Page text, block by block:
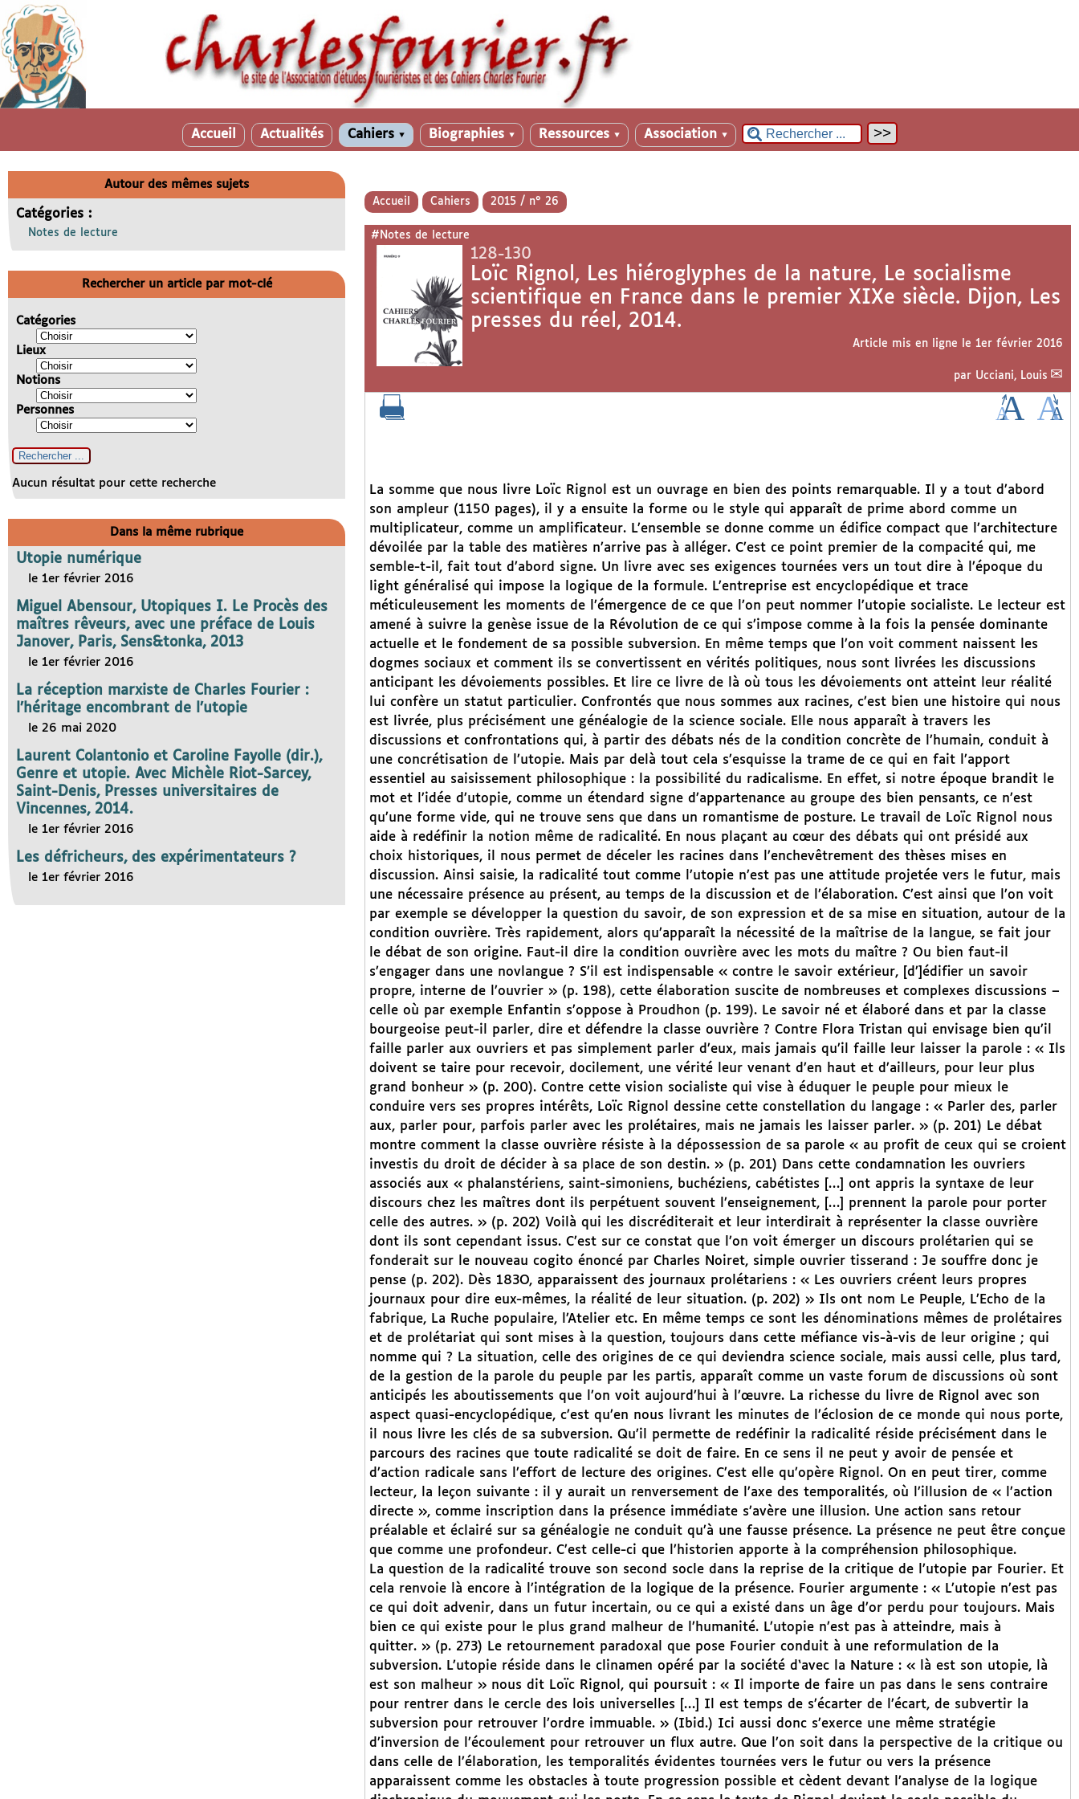
Accueil Actualités Cahiers ▼ Biographies ▼ Ressources ▼ Association ▼
Accueil Cahiers 2015 / n° 26
#Notes de lecture
128-130
Loïc Rignol, Les hiéroglyphes de la nature, Le socialisme
scientifique en France dans le premier XIXe siècle. Dijon, Les
presses du réel, 2014.
Article mis en ligne le 1er février 2016
par Ucciani, Louis
La somme que nous livre Loïc Rignol est un ouvrage en bien des points remarquable. Il y a tout d’abord
son ampleur (1150 pages), il y a ensuite la forme ou le style qui apparaît de prime abord comme un
multiplicateur, comme un amplificateur. L’ensemble se donne comme un édifice compact que l’architecture
dévoilée par la table des matières n’arrive pas à alléger. C’est ce point premier de la compacité qui, me
semble-t-il, fait tout d’abord signe. Un livre avec ses exigences tournées vers un tout dire à l’époque du
light généralisé qui impose la logique de la formule. L’entreprise est encyclopédique et trace
méticuleusement les moments de l’émergence de ce que l’on peut nommer l’utopie socialiste. Le lecteur est
amené à suivre la genèse issue de la Révolution de ce qui s’impose comme à la fois la pensée dominante
actuelle et le fondement de sa possible subversion. En même temps que l’on voit comment naissent les
dogmes sociaux et comment ils se convertissent en vérités politiques, nous sont livrées les discussions
anticipant les dévoiements possibles. Et lire ce livre de là où tous les dévoiements ont atteint leur réalité
lui confère un statut particulier. Confrontés que nous sommes aux racines, c’est bien une histoire qui nous
est livrée, plus précisément une généalogie de la science sociale. Elle nous apparaît à travers les
discussions et confrontations qui, à partir des débats nés de la condition concrète de l’humain, conduit à
une concrétisation de l’utopie. Mais par delà tout cela s’esquisse la trame de ce qui en fait l’apport
essentiel au saisissement philosophique : la possibilité du radicalisme. En effet, si notre époque brandit le
mot et l’idée d’utopie, comme un étendard signe d’appartenance au groupe des bien pensants, ce n’est
qu’une forme vide, qui ne trouve sens que dans un romantisme de posture. Le travail de Loïc Rignol nous
aide à redéfinir la notion même de radicalité. En nous plaçant au cœur des débats qui ont présidé aux
choix historiques, il nous permet de déceler les racines dans l’enchevêtrement des thèses mises en
discussion. Ainsi saisie, la radicalité tout comme l’utopie n’est pas une attitude projetée vers le futur, mais
une nécessaire présence au présent, au temps de la discussion et de l’élaboration. C’est ainsi que l’on voit
par exemple se développer la question du savoir, de son expression et de sa mise en situation, autour de la
condition ouvrière. Très rapidement, alors qu’apparaît la nécessité de la maîtrise de la langue, se fait jour
le débat de son origine. Faut-il dire la condition ouvrière avec les mots du maître ? Ou bien faut-il
s’engager dans une novlangue ? S’il est indispensable « contre le savoir extérieur, [d’]édifier un savoir
propre, interne de l’ouvrier » (p. 198), cette élaboration suscite de nombreuses et complexes discussions –
celle où par exemple Enfantin s’oppose à Proudhon (p. 199). Le savoir né et élaboré dans et par la classe
bourgeoise peut-il parler, dire et défendre la classe ouvrière ? Contre Flora Tristan qui envisage bien qu’il
faille parler aux ouvriers et pas simplement parler d’eux, mais jamais qu’il faille leur laisser la parole : « Ils
doivent se taire pour recevoir, docilement, une vérité leur venant d’en haut et d’ailleurs, pour leur plus
grand bonheur » (p. 200). Contre cette vision socialiste qui vise à éduquer le peuple pour mieux le
conduire vers ses propres intérêts, Loïc Rignol dessine cette constellation du langage : « Parler des, parler
aux, parler pour, parfois parler avec les prolétaires, mais ne jamais les laisser parler. » (p. 201) Le débat
montre comment la classe ouvrière résiste à la dépossession de sa parole « au profit de ceux qui se croient
investis du droit de décider à sa place de son destin. » (p. 201) Dans cette condamnation les ouvriers
associés aux « phalanstériens, saint-simoniens, buchéziens, cabétistes […] ont appris la syntaxe de leur
discours chez les maîtres dont ils perpétuent souvent l’enseignement, […] prennent la parole pour porter
celle des autres. » (p. 202) Voilà qui les discréditerait et leur interdirait à représenter la classe ouvrière
dont ils sont cependant issus. C’est sur ce constat que l’on voit émerger un discours prolétarien qui se
fonderait sur le nouveau cogito énoncé par Charles Noiret, simple ouvrier tisserand : Je souffre donc je
pense (p. 202). Dès 183O, apparaissent des journaux prolétariens : « Les ouvriers créent leurs propres
journaux pour dire eux-mêmes, la réalité de leur situation. (p. 202) » Ils ont nom Le Peuple, L’Echo de la
fabrique, La Ruche populaire, l’Atelier etc. En même temps ce sont les dénominations mêmes de prolétaires
et de prolétariat qui sont mises à la question, toujours dans cette méfiance vis-à-vis de leur origine ; qui
nomme qui ? La situation, celle des origines de ce qui deviendra science sociale, mais aussi celle, plus tard,
de la gestion de la parole du peuple par les partis, apparaît comme un vaste forum de discussions où sont
anticipés les aboutissements que l’on voit aujourd’hui à l’œuvre. La richesse du livre de Rignol avec son
aspect quasi-encyclopédique, c’est qu’en nous livrant les minutes de l’éclosion de ce monde qui nous porte,
il nous livre les clés de sa subversion. Qu’il permette de redéfinir la radicalité réside précisément dans le
parcours des racines que toute radicalité se doit de faire. En ce sens il ne peut y avoir de pensée et
d’action radicale sans l’effort de lecture des origines. C’est elle qu’opère Rignol. On en peut tirer, comme
lecteur, la leçon suivante : il y aurait un renversement de l’axe des temporalités, où l’illusion de « l’action
directe », comme inscription dans la présence immédiate s’avère une illusion. Une action sans retour
préalable et éclairé sur sa généalogie ne conduit qu’à une fausse présence. La présence ne peut être conçue
que comme une profondeur. C’est celle-ci que l’historien apporte à la compréhension philosophique.
La question de la radicalité trouve son second socle dans la reprise de la critique de l’utopie par Fourier. Et
cela renvoie là encore à l’intégration de la logique de la présence. Fourier argumente : « L’utopie n’est pas
ce qui doit advenir, dans un futur incertain, ou ce qui a existé dans un âge d’or perdu pour toujours. Mais
bien ce qui existe pour le plus grand malheur de l’humanité. L’utopie n’est pas à atteindre, mais à
quitter. » (p. 273) Le retournement paradoxal que pose Fourier conduit à une reformulation de la
subversion. L’utopie réside dans le clinamen opéré par la société d‘avec la Nature : « là est son utopie, là
est son malheur » nous dit Loïc Rignol, qui poursuit : « Il importe de faire un pas dans le sens contraire
pour rentrer dans le cercle des lois universelles […] Il est temps de s’écarter de l’écart, de subvertir la
subversion pour retrouver l’ordre immuable. » (Ibid.) Ici aussi donc s’exerce une même stratégie
d’inversion de l’écoulement pour retrouver un flux autre. Que l’on soit dans la perspective de la critique ou
dans celle de l’élaboration, les temporalités évidentes tournées vers le futur ou vers la présence
apparaissent comme les obstacles à toute progression possible et cèdent devant l’analyse de la logique
Autour des mêmes sujets
Catégories :
Notes de lecture
Rechercher un article par mot-clé
Catégories
Lieux
Notions
Personnes
Aucun résultat pour cette recherche
Dans la même rubrique
Utopie numérique
le 1er février 2016
Miguel Abensour, Utopiques I. Le Procès des
maîtres rêveurs, avec une préface de Louis
Janover, Paris, Sens&tonka, 2013
le 1er février 2016
La réception marxiste de Charles Fourier :
l’héritage encombrant de l’utopie
le 26 mai 2020
Laurent Colantonio et Caroline Fayolle (dir.),
Genre et utopie. Avec Michèle Riot-Sarcey,
Saint-Denis, Presses universitaires de
Vincennes, 2014.
le 1er février 2016
Les défricheurs, des expérimentateurs ?
le 1er février 2016